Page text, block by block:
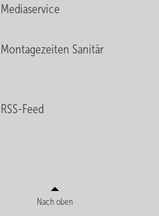
Mediaservice
Montagezeiten Sanitär
RSS-Feed
Nach oben